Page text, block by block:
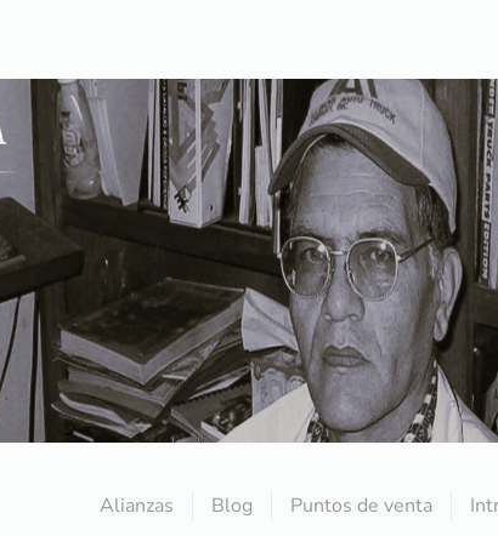
Alianzas Blog Puntos de venta